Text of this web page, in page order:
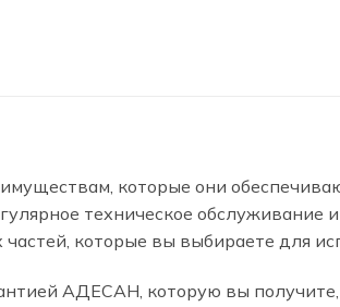
которые они
техническое обслуживание
которые вы выбираете для
АДЕСАН, которую вы